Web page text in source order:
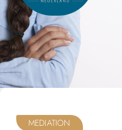
MEDIATION